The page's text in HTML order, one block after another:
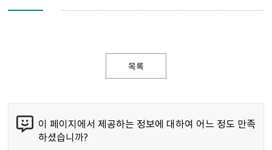
목록
이 페이지에서 제공하는 정보에 대하여 어느 정도 만족
하셨습니까?